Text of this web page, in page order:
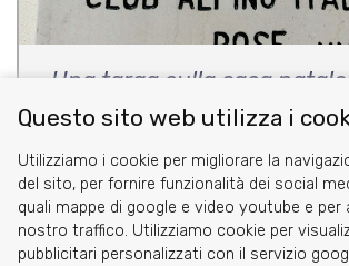
Una targa sulla casa
Gervasutti a Cervignano
Questo sito web utilizza i
Utilizziamo i cookie per migliorare la
del sito, per fornire funzionalità dei social
quali mappe di google e video youtube e per
nostro traffico. Utilizziamo cookie per
pubblicitari personalizzati con il servizio